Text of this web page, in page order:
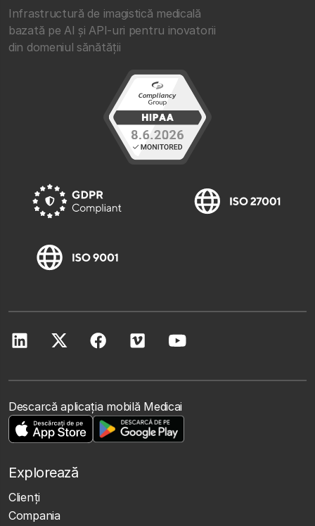
Infrastructură de imagistică medicală
bazată pe AI și API-uri pentru inovatorii
din domeniul sănătății
Descarcă aplicația mobilă Medicai
Explorează
Clienţi
Compania